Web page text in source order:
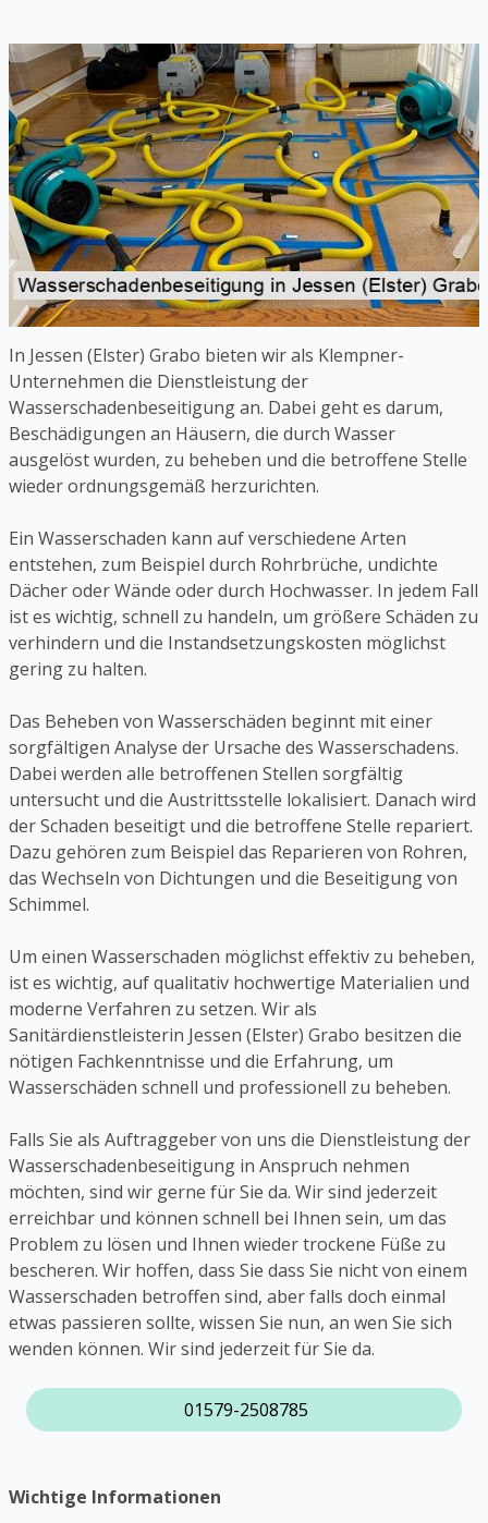
In Jessen (Elster) Grabo bieten wir als Klempner-
Unternehmen die Dienstleistung der
Wasserschadenbeseitigung an. Dabei geht es darum,
Beschädigungen an Häusern, die durch Wasser
ausgelöst wurden, zu beheben und die betroffene Stelle
wieder ordnungsgemäß herzurichten.
Ein Wasserschaden kann auf verschiedene Arten
entstehen, zum Beispiel durch Rohrbrüche, undichte
Dächer oder Wände oder durch Hochwasser. In jedem Fall
ist es wichtig, schnell zu handeln, um größere Schäden zu
verhindern und die Instandsetzungskosten möglichst
gering zu halten.
Das Beheben von Wasserschäden beginnt mit einer
sorgfältigen Analyse der Ursache des Wasserschadens.
Dabei werden alle betroffenen Stellen sorgfältig
untersucht und die Austrittsstelle lokalisiert. Danach wird
der Schaden beseitigt und die betroffene Stelle repariert.
Dazu gehören zum Beispiel das Reparieren von Rohren,
das Wechseln von Dichtungen und die Beseitigung von
Schimmel.
Um einen Wasserschaden möglichst effektiv zu beheben,
ist es wichtig, auf qualitativ hochwertige Materialien und
moderne Verfahren zu setzen. Wir als
Sanitärdienstleisterin Jessen (Elster) Grabo besitzen die
nötigen Fachkenntnisse und die Erfahrung, um
Wasserschäden schnell und professionell zu beheben.
Falls Sie als Auftraggeber von uns die Dienstleistung der
Wasserschadenbeseitigung in Anspruch nehmen
möchten, sind wir gerne für Sie da. Wir sind jederzeit
erreichbar und können schnell bei Ihnen sein, um das
Problem zu lösen und Ihnen wieder trockene Füße zu
bescheren. Wir hoffen, dass Sie dass Sie nicht von einem
Wasserschaden betroffen sind, aber falls doch einmal
etwas passieren sollte, wissen Sie nun, an wen Sie sich
wenden können. Wir sind jederzeit für Sie da.
01579-2508785
Wichtige Informationen